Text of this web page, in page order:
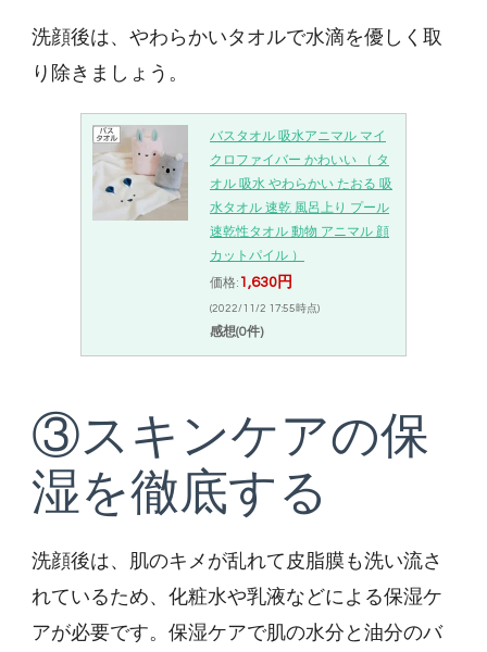
洗顔後は、やわらかいタオルで水滴を優しく取
り除きましょう。
バスタオル 吸水アニマル マイ
クロファイバー かわいい （ タ
オル 吸水 やわらかい たおる 吸
水タオル 速乾 風呂上り プール
速乾性タオル 動物 アニマル 顔
カットパイル ）
価格: 1,630円
(2022/11/2 17:55時点)
感想(0件)
③スキンケアの保
湿を徹底する
洗顔後は、肌のキメが乱れて皮脂膜も洗い流さ
れているため、化粧水や乳液などによる保湿ケ
アが必要です。保湿ケアで肌の水分と油分のバ